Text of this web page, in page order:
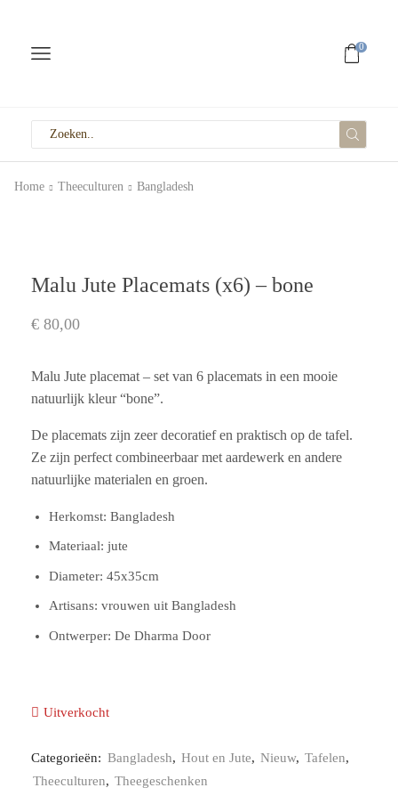
0
Home Theeculturen Bangladesh
Malu Jute Placemats (x6) – bone
€ 80,00
Malu Jute placemat – set van 6 placemats in een mooie
natuurlijk kleur “bone”.
De placemats zijn zeer decoratief en praktisch op de tafel.
Ze zijn perfect combineerbaar met aardewerk en andere
natuurlijke materialen en groen.
Herkomst: Bangladesh
Materiaal: jute
Diameter: 45x35cm
Artisans: vrouwen uit Bangladesh
Ontwerper: De Dharma Door
Uitverkocht
Categorieën: Bangladesh, Hout en Jute, Nieuw, Tafelen,
Theeculturen, Theegeschenken